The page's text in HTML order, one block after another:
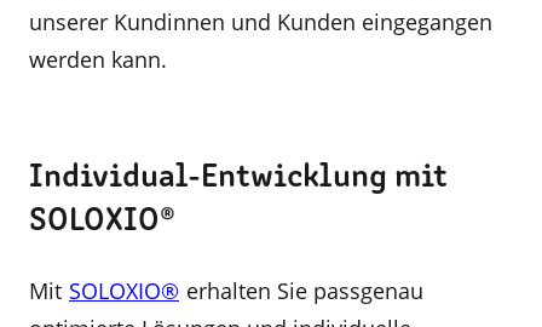
unserer Kundinnen und Kunden eingegangen
werden kann.
Individual-Entwicklung mit
SOLOXIO®
Mit SOLOXIO® erhalten Sie passgenau